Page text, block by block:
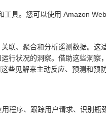
工具。您可以使用 Amazon
联、聚合和分析遥测数据。
行状况的洞察。借助这些洞察
些见解来主动反应、预测和预防
程序、跟踪用户请求、识别瓶